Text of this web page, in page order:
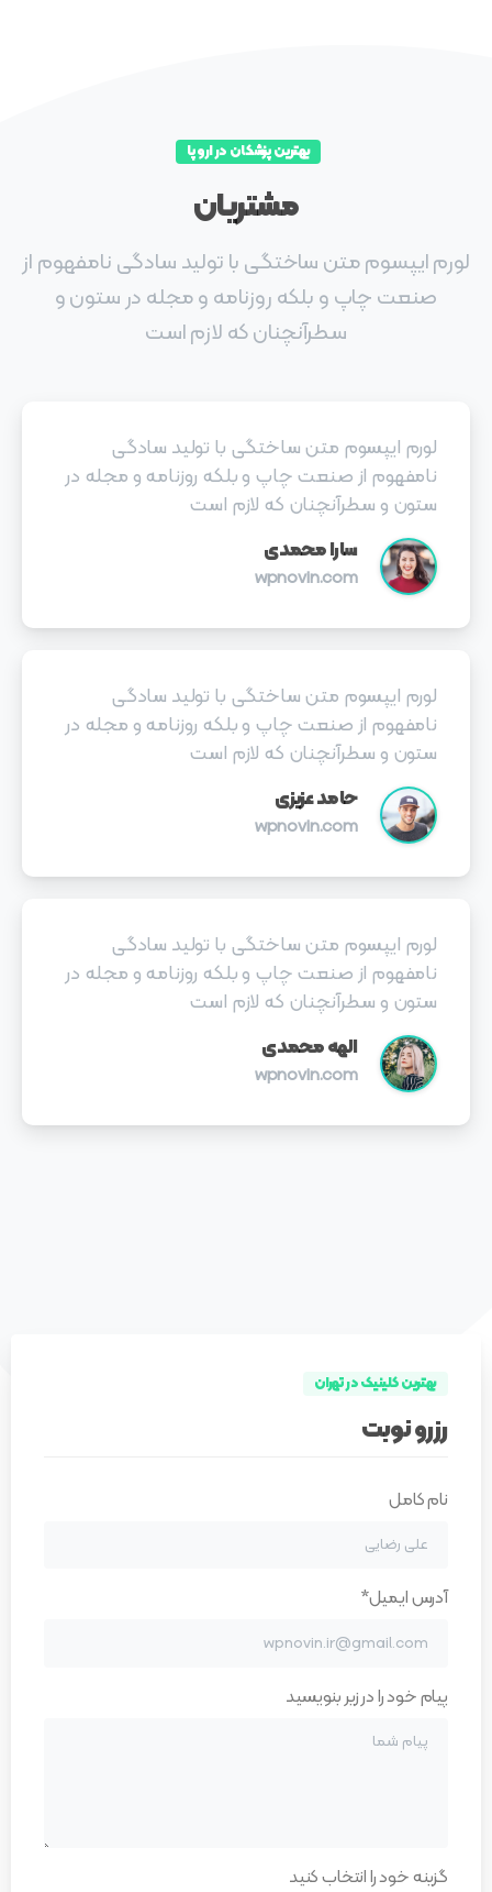
بهترین پزشکان در اروپا
مشتریان
لورم ایپسوم متن ساختگی با تولید سادگی نامفهوم از
صنعت چاپ و بلکه روزنامه و مجله در ستون و
سطرآنچنان که لازم است
لورم ایپسوم متن ساختگی با تولید سادگی
نامفهوم از صنعت چاپ و بلکه روزنامه و مجله در
ستون و سطرآنچنان که لازم است
سارا محمدی
wpnovin.com
لورم ایپسوم متن ساختگی با تولید سادگی
نامفهوم از صنعت چاپ و بلکه روزنامه و مجله در
ستون و سطرآنچنان که لازم است
حامد عزیزی
wpnovin.com
لورم ایپسوم متن ساختگی با تولید سادگی
نامفهوم از صنعت چاپ و بلکه روزنامه و مجله در
ستون و سطرآنچنان که لازم است
الهه محمدی
wpnovin.com
بهترین کلینیک در تهران
رزرو نوبت
نام کامل
آدرس ایمیل*
پیام خود را در زیر بنویسید
گزینه خود را انتخاب کنید